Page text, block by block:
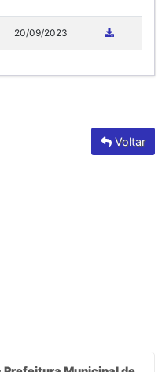
20/09/2023
Voltar